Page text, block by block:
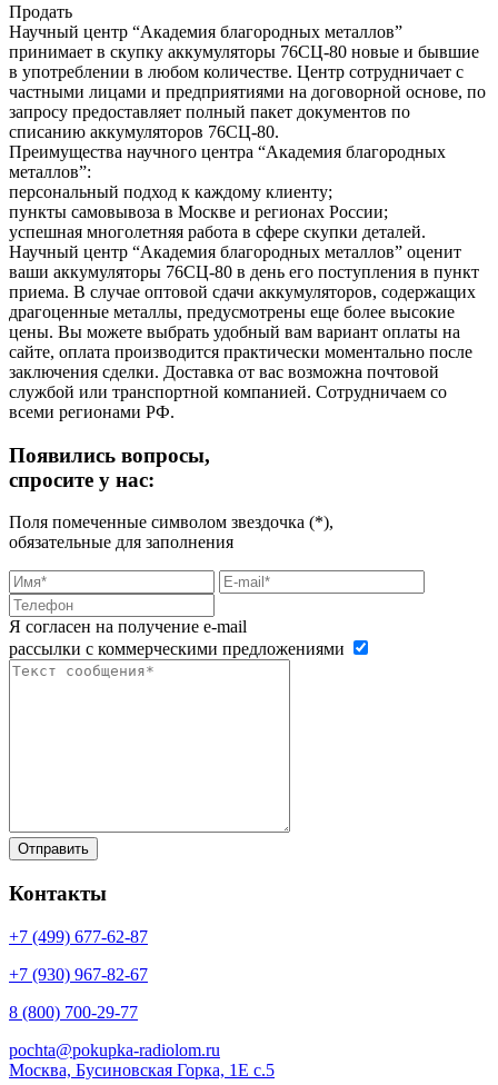
Продать
Научный центр “Академия благородных металлов”
принимает в скупку аккумуляторы 76СЦ-80 новые и бывшие
в употреблении в любом количестве. Центр сотрудничает с
частными лицами и предприятиями на договорной основе, по
запросу предоставляет полный пакет документов по
списанию аккумуляторов 76СЦ-80.
Преимущества научного центра “Академия благородных
металлов”:
персональный подход к каждому клиенту;
пункты самовывоза в Москве и регионах России;
успешная многолетняя работа в сфере скупки деталей.
Научный центр “Академия благородных металлов” оценит
ваши аккумуляторы 76СЦ-80 в день его поступления в пункт
приема. В случае оптовой сдачи аккумуляторов, содержащих
драгоценные металлы, предусмотрены еще более высокие
цены. Вы можете выбрать удобный вам вариант оплаты на
сайте, оплата производится практически моментально после
заключения сделки. Доставка от вас возможна почтовой
службой или транспортной компанией. Сотрудничаем со
всеми регионами РФ.
Появились вопросы,
спросите у нас:
Поля помеченные символом звездочка (*),
обязательные для заполнения
Я согласен на получение e-mail
рассылки с коммерческими предложениями
Контакты
+7 (499) 677-62-87
+7 (930) 967-82-67
8 (800) 700-29-77
pochta@pokupka-radiolom.ru
Москва, Бусиновская Горка, 1Е с.5